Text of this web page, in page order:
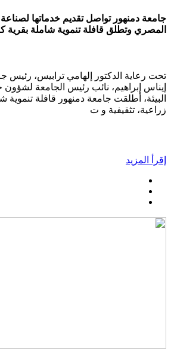
جامعة دمنهور تواصل تقديم خدماتها
المصري وتطلق قافلة تنموية شاملة بقرية
تحت رعاية الدكتور إلهامي ترابيس، رئيس
إيناس إبراهيم، نائب رئيس الجامعة لشؤون
البيئة، أطلقت جامعة دمنهور قافلة
زراعية، تثقيفية و ت
إقرأ المزيد